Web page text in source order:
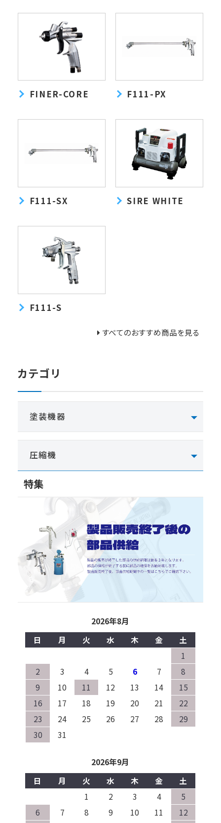
FINER-CORE F111-PX
F111-SX SIRE WHITE
F111-S
すべてのおすすめ商品を見る
カテゴリ
塗装機器
圧縮機
特集
2026年8月
日
月 火 水 木 金
土
1
2
3 4 5 6 7
8
9
10 11 12 13 14
15
16
17 18 19 20 21
22
23
24 25 26 27 28
29
30
31
2026年9月
日
月 火 水 木 金
土
1
2 3 4
5
6
7 8 9 10 11
12